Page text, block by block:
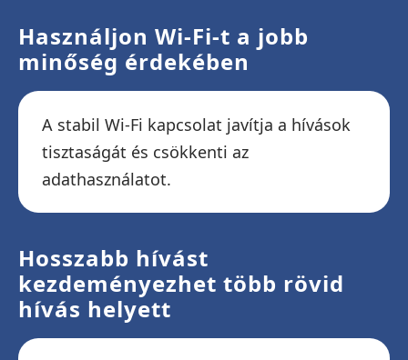
Használjon Wi-Fi-t a jobb
minőség érdekében
A stabil Wi-Fi kapcsolat javítja a hívások
tisztaságát és csökkenti az
adathasználatot.
Hosszabb hívást
kezdeményezhet több rövid
hívás helyett